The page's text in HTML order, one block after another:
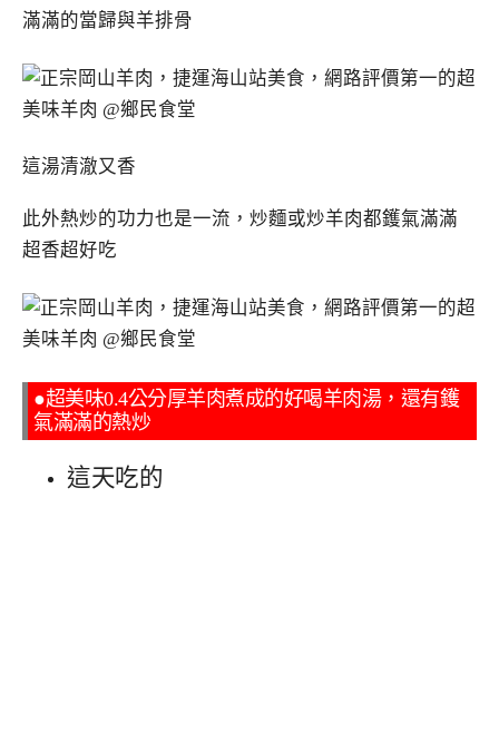
滿滿的當歸與羊排骨
這湯清澈又香
此外熱炒的功力也是一流，炒麵或炒羊肉都鑊氣滿滿
超香超好吃
●超美味0.4公分厚羊肉煮成的好喝羊肉湯，還有鑊
氣滿滿的熱炒
這天吃的